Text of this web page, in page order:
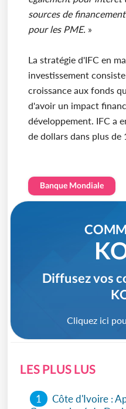
sources de
pour les PME. »
La stratégie d'IFC en
investissement
croissance aux fonds
d'avoir un impact
développement. IFC a
de dollars dans plus
Banque Mondiale
Diffusez vos
Cliquez ici
LES PLUS LUS
1
Côte d'Ivoire :